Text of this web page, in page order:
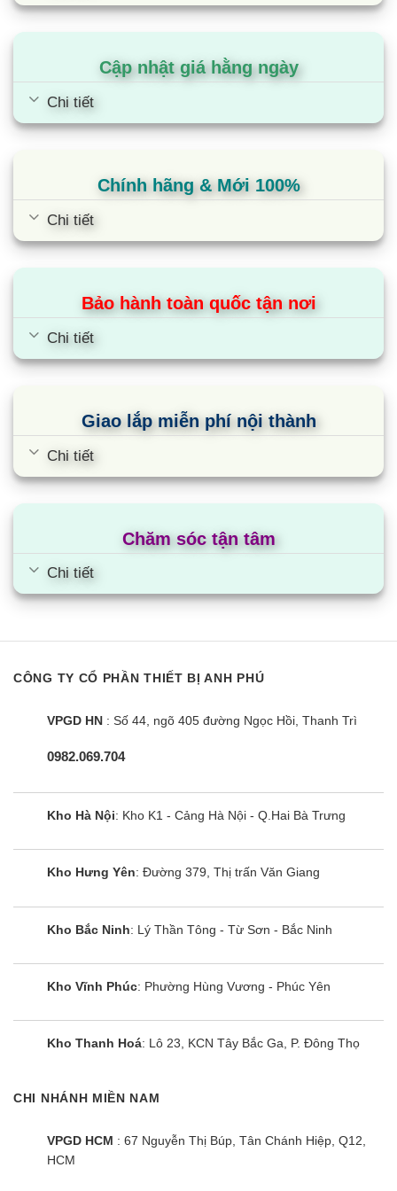
Điều LG DUAL Cool nói chung và LG IEC18G1 nói
riêng mang đến khả nănglàm lạnh nhanh hơn
so với điều hòa thông thường khác nhờ hiệu
suất mạnh mẽ của máy nén “kép” DUAL Inverter
được tích hợp đến 2 motor nén đặt lệch pha.
Dàn nóng của LG IEC18G1 được mạ vàng ở các
cánh tản nhiệt. Lớp phủ này bảo vệ bề mặt dàn
tản nhiệt, giúp hạn chế tối đa quá trình ăn mòn do
môi trường, thời tiết, giúp nâng cao tuổi thọ sản
phẩm, đặc biệt trong những điều kiện khắc nghiệt.
Sản xuất và nhập khẩu từ Thái Lan
LG IEC18G1 được sản xuất và nhập khẩu nguyên
bộ từThái Lan. Đây là quốc gia sản xuất điều hòa
cấp điều hòa LG cho khu vực này. Tất cả điều hòa
treo tường chính hãng LG đều có xuất xứ tại Thái
Lan.
Bảo hành 24 tháng và 10 năm máy nén khí
LG IEC18G1 đượcbảo hành 24 tháng và 10 năm
cho máy nén khítheo tiêu chuẩn của nhà sản
xuất. Trong quá trình sử dụng, nếu bạn gặp bất kỳ
trục trặc nào, đừng ngần ngại liên lạc ngay với bộ
chiều inverter
Cập nhật giá hằng ngày
Chi tiết
Chính hãng & Mới 100%
Chi tiết
Bảo hành toàn quốc tận nơi
Chi tiết
Giao lắp miễn phí nội thành
Chi tiết
Chăm sóc tận tâm
Chi tiết
CÔNG TY CỔ PHẦN THIẾT BỊ ANH PHÚ
VPGD HN : Số 44, ngõ 405 đường Ngọc Hồi, Thanh Trì
0982.069.704
Kho Hà Nội: Kho K1 - Cảng Hà Nội - Q.Hai Bà Trưng
Kho Hưng Yên: Đường 379, Thị trấn Văn Giang
Kho Bắc Ninh: Lý Thần Tông - Từ Sơn - Bắc Ninh
Kho Vĩnh Phúc: Phường Hùng Vương - Phúc Yên
Kho Thanh Hoá: Lô 23, KCN Tây Bắc Ga, P. Đông Thọ
CHI NHÁNH MIỀN NAM
VPGD HCM : 67 Nguyễn Thị Búp, Tân Chánh Hiệp, Q12,
HCM